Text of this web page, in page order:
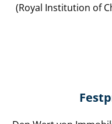
(Royal Institution of